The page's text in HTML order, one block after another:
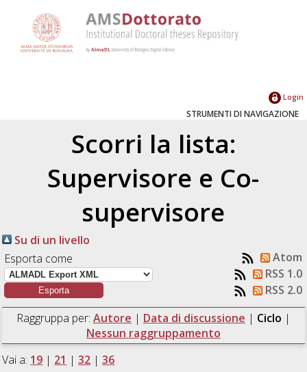
Login
STRUMENTI DI NAVIGAZIONE
Scorri la lista:
Supervisore e Co-
supervisore
Su di un livello
Esporta come
Atom
RSS 1.0
RSS 2.0
Raggruppa per: Autore | Data di discussione | Ciclo |
Nessun raggruppamento
Vai a: 19 | 21 |32 |36